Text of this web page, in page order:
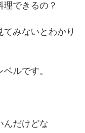
できるの？
みないとわかり
ルです。
んだけどな